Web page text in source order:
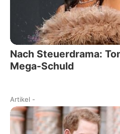
Nach Steuerdrama:
Mega-Schuld
Artikel -